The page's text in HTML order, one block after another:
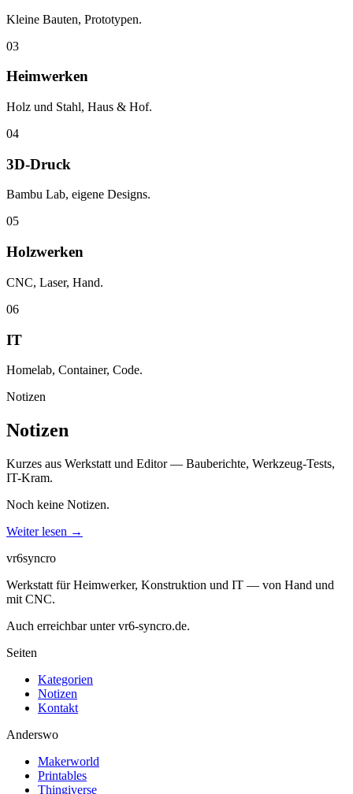
Kleine Bauten, Prototypen.
03
Heimwerken
Holz und Stahl, Haus & Hof.
04
3D-Druck
Bambu Lab, eigene Designs.
05
Holzwerken
CNC, Laser, Hand.
06
IT
Homelab, Container, Code.
Notizen
Notizen
Kurzes aus Werkstatt und Editor — Bauberichte, Werkzeug-Tests,
IT-Kram.
Noch keine Notizen.
Weiter lesen →
vr6syncro
Werkstatt für Heimwerker, Konstruktion und IT — von Hand und
mit CNC.
Auch erreichbar unter vr6-syncro.de.
Seiten
Kategorien
Notizen
Kontakt
Anderswo
Makerworld
Printables
Thingiverse